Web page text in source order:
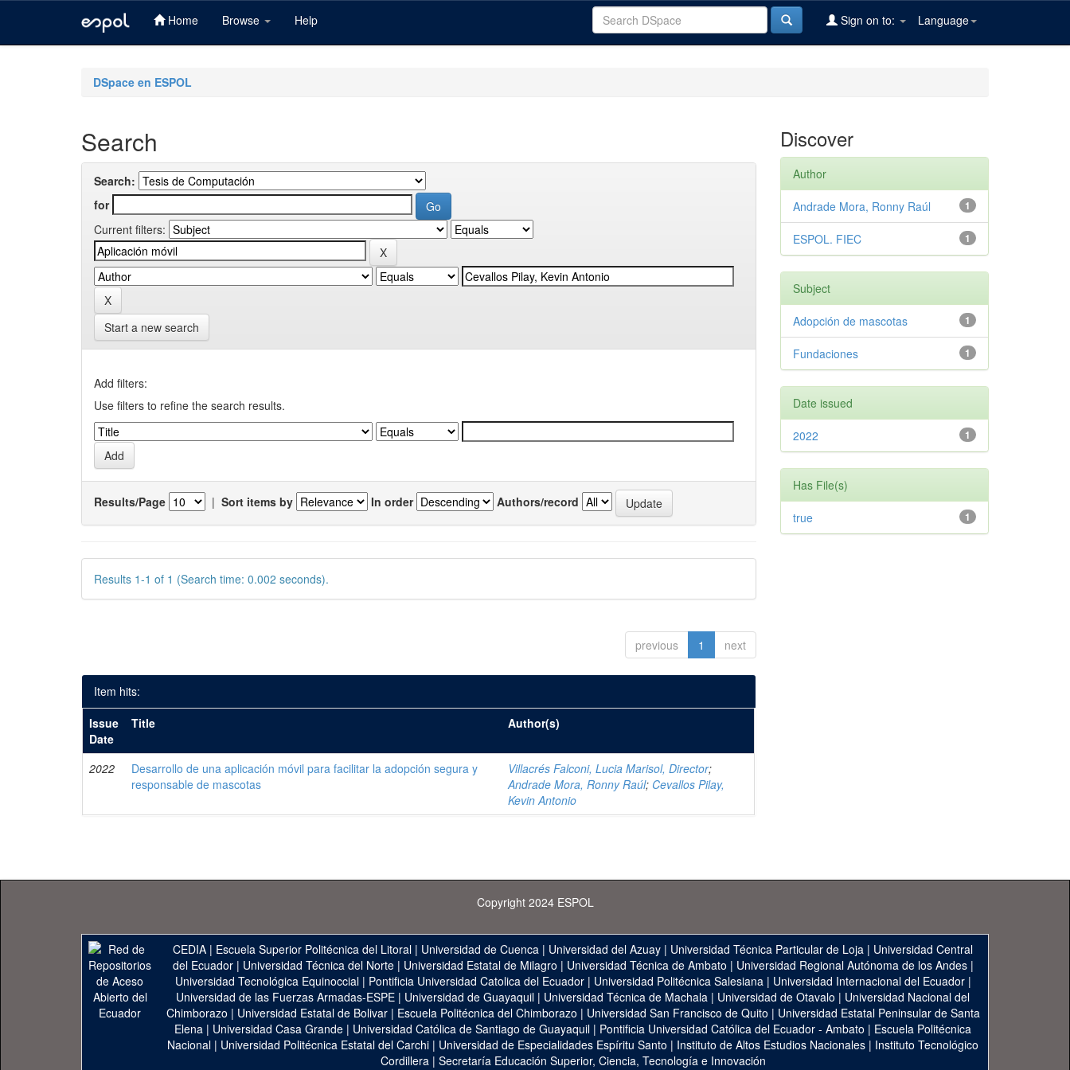
Home Browse Help Language
Sign on to:
DSpace en ESPOL
Search
Search:
for
Current filters:
Start a new search
Add filters:
Use filters to refine the search results.
Results/Page | Sort items by In order Authors/record
Results 1-1 of 1 (Search time: 0.002 seconds).
previous 1 next
Item hits:
Issue
Date
Title Author(s)
2022
Desarrollo de una aplicación móvil para facilitar la adopción segura y
responsable de mascotas
Villacrés Falconi, Lucia Marisol, Director;
Andrade Mora, Ronny Raúl; Cevallos Pilay,
Kevin Antonio
Discover
Author
1
Andrade Mora, Ronny Raúl
1
ESPOL. FIEC
Subject
1
Adopción de mascotas
1
Fundaciones
Date issued
1
2022
Has File(s)
1
true
Copyright 2024 ESPOL
CEDIA | Escuela Superior Politécnica del Litoral | Universidad de Cuenca | Universidad del Azuay | Universidad Técnica Particular de Loja | Universidad Central
del Ecuador| Universidad Técnica del Norte| Universidad Estatal de Milagro | Universidad Técnica de Ambato | Universidad Regional Autónoma de los Andes|
Universidad Tecnológica Equinoccial| Pontificia Universidad Catolica del Ecuador| Universidad Politécnica Salesiana| Universidad Internacional del Ecuador|
Universidad de las Fuerzas Armadas-ESPE | Universidad de Guayaquil | Universidad Técnica de Machala | Universidad de Otavalo | Universidad Nacional del
Chimborazo | Universidad Estatal de Bolivar| Escuela Politécnica del Chimborazo | Universidad San Francisco de Quito | Universidad Estatal Peninsular de Santa
Elena | Universidad Casa Grande | Universidad Católica de Santiago de Guayaquil | Pontificia Universidad Católica del Ecuador - Ambato | Escuela Politécnica
Nacional | Universidad Politécnica Estatal del Carchi | Universidad de Especialidades Espíritu Santo | Instituto de Altos Estudios Nacionales | Instituto Tecnológico
Cordillera| Secretaría Educación Superior, Ciencia, Tecnología e Innovación